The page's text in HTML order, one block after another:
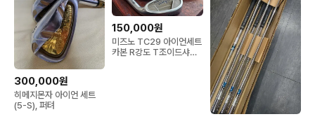
300,000원
히메지몬자 아이언 세트
(5-S), 퍼텨
150,000원
미즈노 TC29 아이언세트
카본 R강도 T조이드샤프